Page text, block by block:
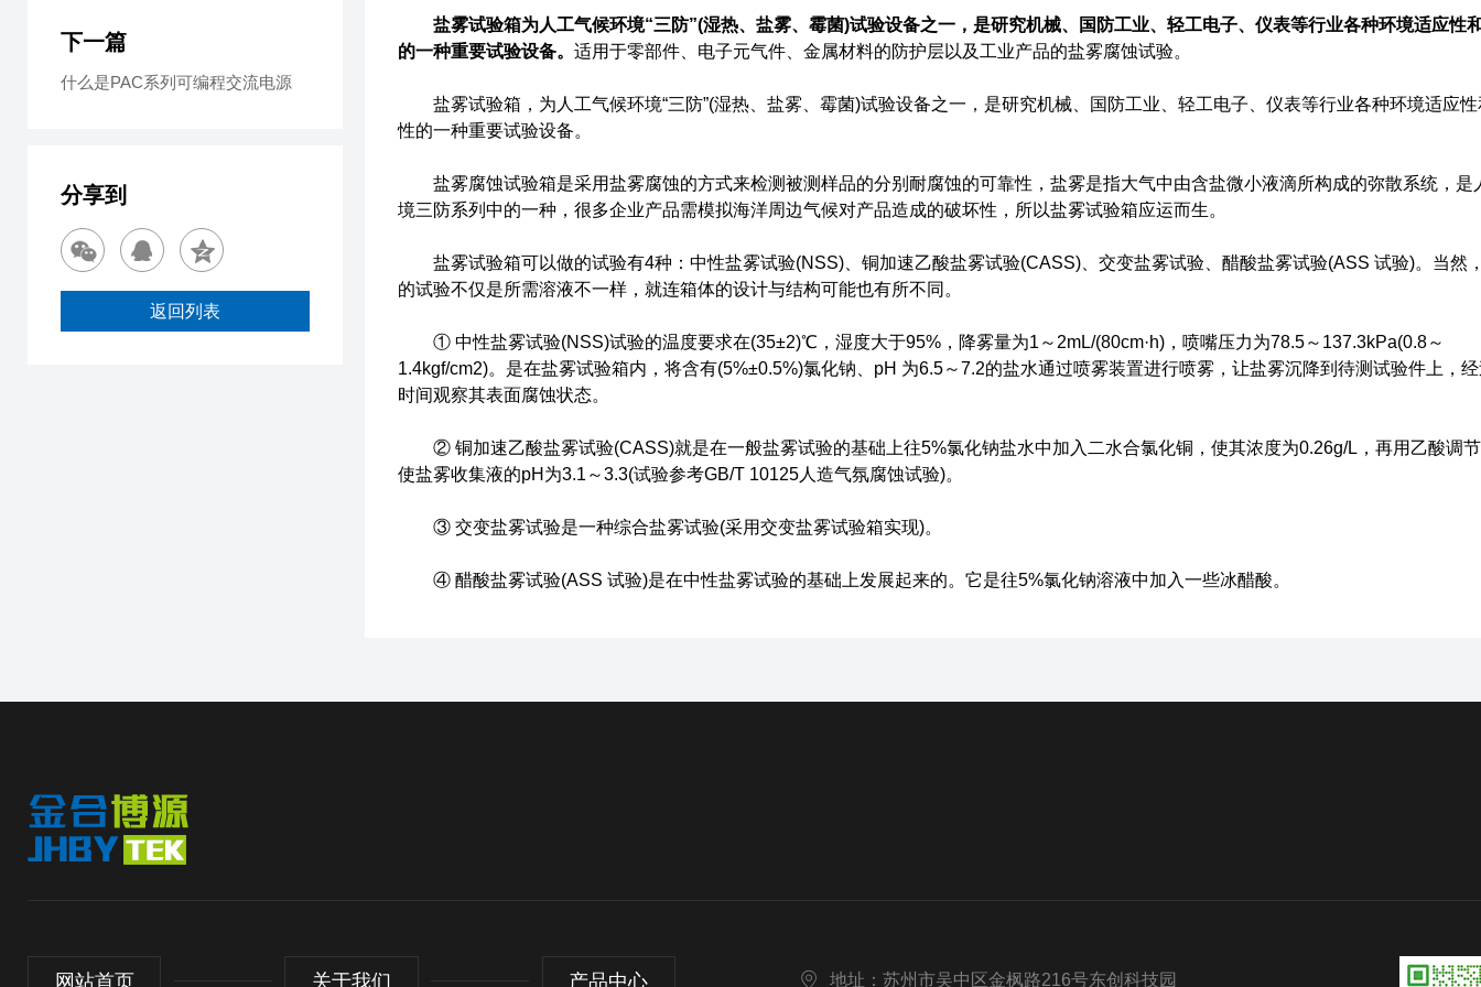
盐雾试验箱为人工气候环境“三防”(湿热、盐雾、霉菌)试验设备之一，是研究机械、国防工业、轻工电子、仪表等行业各种环境适应性
的一种重要试验设备。 适用于零部件、电子元气件、金属材料的防护层以及工业产品的盐雾腐蚀试验。
盐雾试验箱，为人工气候环境“三防”(湿热、盐雾、霉菌)试验设备之一，是研究机械、国防工业、轻工电子、仪表等行业各种环境适应性
性的一种重要试验设备。
盐雾腐蚀试验箱是采用盐雾腐蚀的方式来检测被测样品的分别耐腐蚀的可靠性，盐雾是指大气中由含盐微小液滴所构成的弥散系统，是
境三防系列中的一种，很多企业产品需模拟海洋周边气候对产品造成的破坏性，所以盐雾试验箱应运而生。
盐雾试验箱可以做的试验有4种：中性盐雾试验(NSS)、铜加速乙酸盐雾试验(CASS)、交变盐雾试验、醋酸盐雾试验(ASS 试验)。当然
的试验不仅是所需溶液不一样，就连箱体的设计与结构可能也有所不同。
① 中性盐雾试验(NSS)试验的温度要求在(35±2)℃，湿度大于95%，降雾量为1～2mL/(80cm·h)，喷嘴压力为78.5～137.3kPa(0.8～
1.4kgf/cm2)。是在盐雾试验箱内，将含有(5%±0.5%)氯化钠、pH 为6.5～7.2的盐水通过喷雾装置进行喷雾，让盐雾沉降到待测试验件上，
时间观察其表面腐蚀状态。
② 铜加速乙酸盐雾试验(CASS)就是在一般盐雾试验的基础上往5%氯化钠盐水中加入二水合氯化铜，使其浓度为0.26g/L，再用乙酸调
使盐雾收集液的pH为3.1～3.3(试验参考GB/T 10125人造气氛腐蚀试验)。
③ 交变盐雾试验是一种综合盐雾试验(采用交变盐雾试验箱实现)。
④ 醋酸盐雾试验(ASS 试验)是在中性盐雾试验的基础上发展起来的。它是往5%氯化钠溶液中加入一些冰醋酸。
下一篇
什么是PAC系列可编程交流电源
分享到
返回列表
网站首页 关于我们 产品中心 地址：苏州市吴中区金枫路216号东创科技园